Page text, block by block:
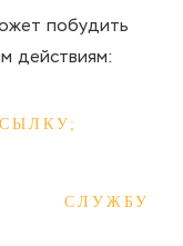
побудить
действиям:
СЛУЖБУ